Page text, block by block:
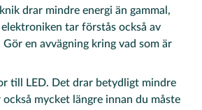
drar mindre energi än gammal,
tar förstås också av
Gör en avvägning kring vad som är
till LED. Det drar betydligt mindre
mycket längre innan du måste